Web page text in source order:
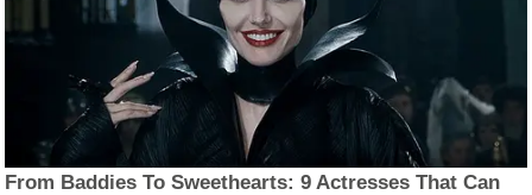
From Baddies To Sweethearts: 9 Actresses That Can